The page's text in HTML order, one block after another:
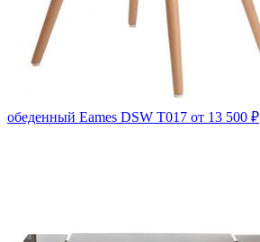
обеденный Eames DSW T017 от 13 500 ₽